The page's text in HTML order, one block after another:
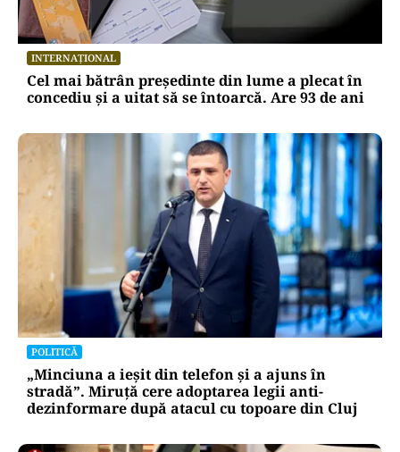
INTERNAȚIONAL
Cel mai bătrân președinte din lume a plecat în
concediu și a uitat să se întoarcă. Are 93 de ani
POLITICĂ
„Minciuna a ieșit din telefon și a ajuns în
stradă”. Miruță cere adoptarea legii anti-
dezinformare după atacul cu topoare din Cluj